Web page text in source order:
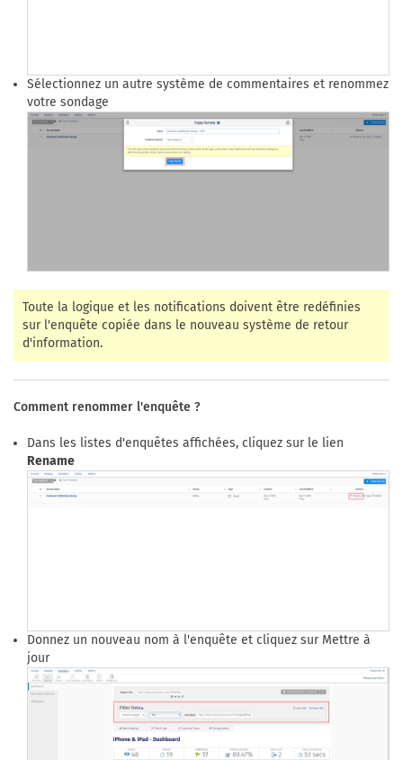
Sélectionnez un autre système de commentaires et renommez
votre sondage
Toute la logique et les notifications doivent être redéfinies
sur l'enquête copiée dans le nouveau système de retour
d'information.
Comment renommer l'enquête ?
Dans les listes d'enquêtes affichées, cliquez sur le lien
Rename
Donnez un nouveau nom à l'enquête et cliquez sur Mettre à
jour